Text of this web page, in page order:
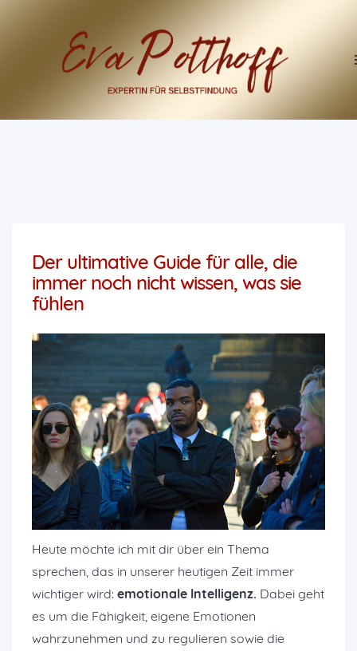
Der ultimative Guide für alle, die
immer noch nicht wissen, was sie
fühlen
Heute möchte ich mit dir über ein Thema
sprechen, das in unserer heutigen Zeit immer
wichtiger wird: emotionale Intelligenz. Dabei geht
es um die Fähigkeit, eigene Emotionen
wahrzunehmen und zu regulieren sowie die